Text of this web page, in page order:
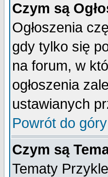
Czym są
Ogłoszenia
gdy tylko się
na forum, w
ogłoszenia
ustawianych
Powrót do góry
Czym są
Tematy